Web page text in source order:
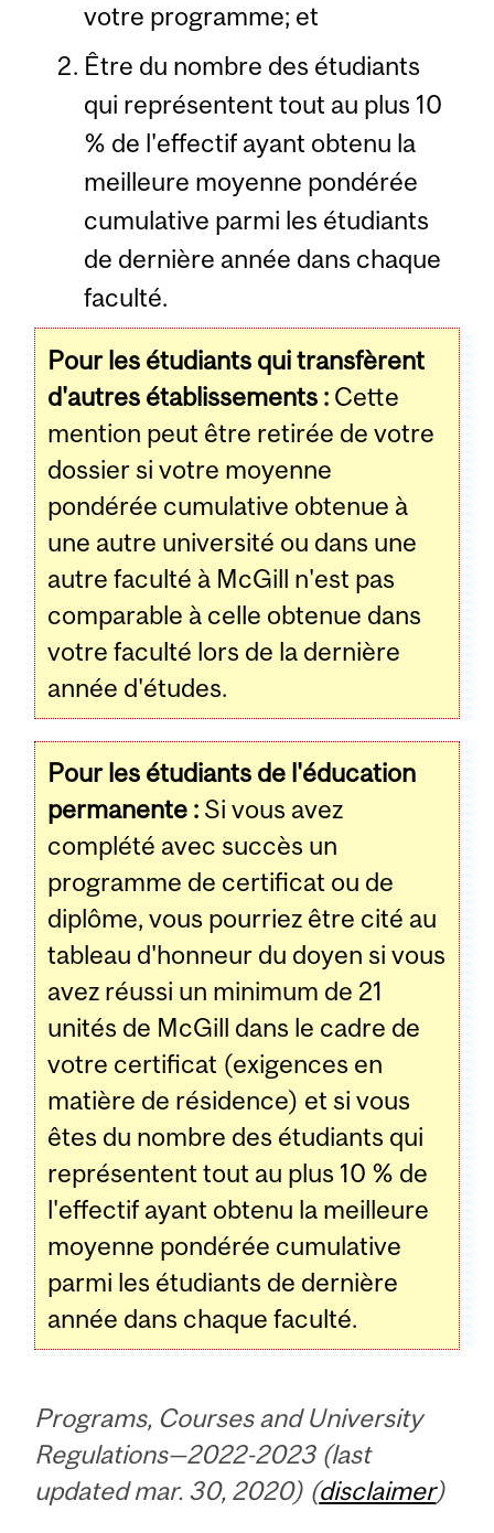
votre programme; et
Être du nombre des étudiants
qui représentent tout au plus 10
% de l'effectif ayant obtenu la
meilleure moyenne pondérée
cumulative parmi les étudiants
de dernière année dans chaque
faculté.
Pour les étudiants qui transfèrent
d'autres établissements : Cette
mention peut être retirée de votre
dossier si votre moyenne
pondérée cumulative obtenue à
une autre université ou dans une
autre faculté à McGill n'est pas
comparable à celle obtenue dans
votre faculté lors de la dernière
année d'études.
Pour les étudiants de l'éducation
permanente : Si vous avez
complété avec succès un
programme de certificat ou de
diplôme, vous pourriez être cité au
tableau d'honneur du doyen si vous
avez réussi un minimum de 21
unités de McGill dans le cadre de
votre certificat (exigences en
matière de résidence) et si vous
êtes du nombre des étudiants qui
représentent tout au plus 10 % de
l'effectif ayant obtenu la meilleure
moyenne pondérée cumulative
parmi les étudiants de dernière
année dans chaque faculté.
Programs, Courses and University
Regulations—2022-2023 (last
updated mar. 30, 2020) (disclaimer)